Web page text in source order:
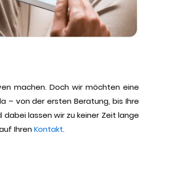
machen. Doch wir möchten eine
– von der ersten Beratung, bis Ihre
lassen wir zu keiner Zeit lange
IhrenKontakt.